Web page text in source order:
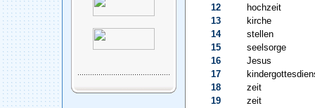
12
hochzeit
13
kirche
14
stellen
15
seelsorge
16
Jesus
17
18
zeit
19
zeit